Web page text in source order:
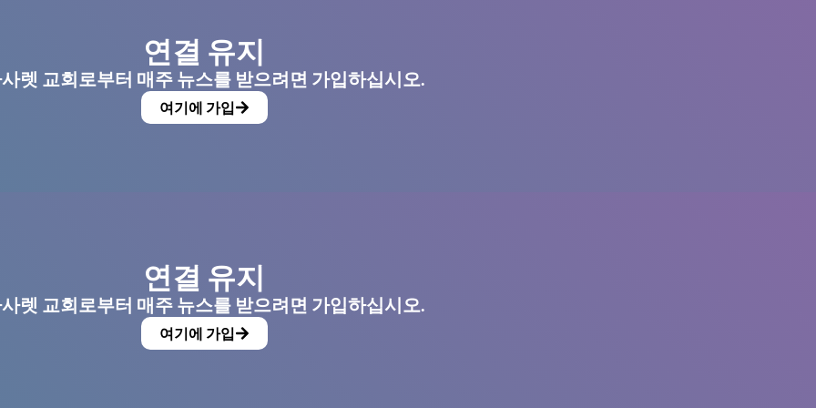
연결 유지
렛 교회로부터 매주 뉴스를 받으려면 가입하십시오.
여기에 가입
연결 유지
렛 교회로부터 매주 뉴스를 받으려면 가입하십시오.
여기에 가입